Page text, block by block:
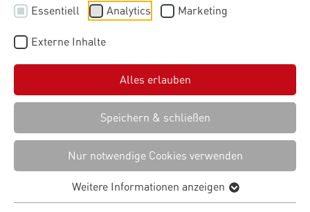
Essentiell Analytics Marketing
Externe Inhalte
Alles erlauben
Speichern & schließen
Nur notwendige Cookies verwenden
Weitere Informationen anzeigen